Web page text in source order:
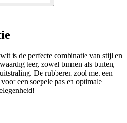
is de perfecte combinatie van stijl en
leer, zowel binnen als buiten,
De rubberen zool met een
een soepele pas en optimale